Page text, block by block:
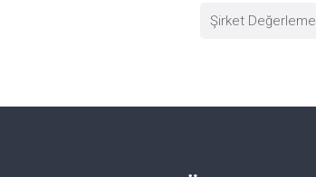
Şirket Değerleme